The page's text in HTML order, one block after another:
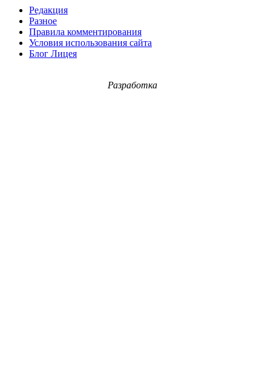
Редакция
Разное
Правила комментирования
Условия использования сайта
Блог Лицея
Разработка